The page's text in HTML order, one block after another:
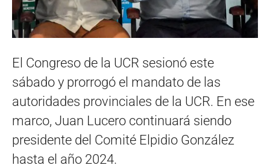
El Congreso de la UCR sesionó este
sábado y prorrogó el mandato de las
autoridades provinciales de la UCR. En ese
marco, Juan Lucero continuará siendo
presidente del Comité Elpidio González
hasta el año 2024.